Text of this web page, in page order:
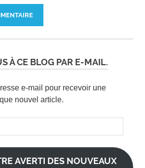
À CE BLOG PAR E-MAIL.
e-mail pour recevoir une
nouvel article.
AVERTI DES NOUVEAUX